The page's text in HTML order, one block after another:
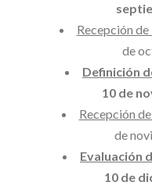
Recepción
de
Definición
10 de
Recepción
de
Evaluación
10 de